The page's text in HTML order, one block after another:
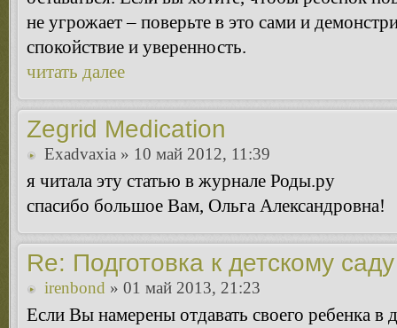
не угрожает – поверьте в это сами и
спокойствие и уверенность.
читать далее
Zegrid Medication
Exadvaxia » 10 май 2012, 11:39
я читала эту статью в журнале Роды.ру
спасибо большое Вам, Ольга Александровна!
Re: Подготовка к детскому саду
irenbond » 01 май 2013, 21:23
Если Вы намерены отдавать своего ребенка в